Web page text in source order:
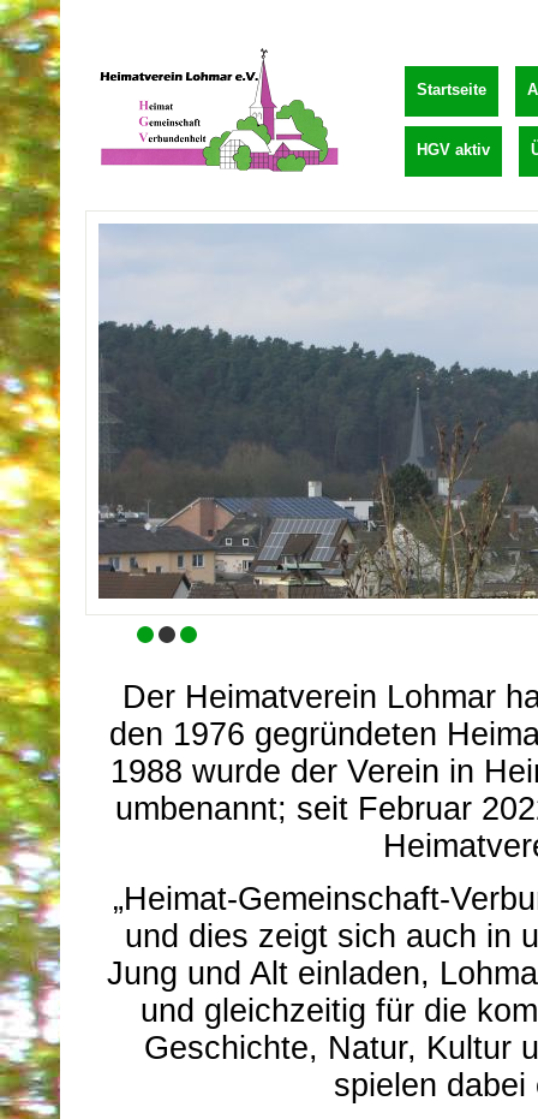
Startseite
HGV aktiv
Der Heimatverein Lohmar
den 1976 gegründeten
1988 wurde der Verein in
umbenannt; seit Februar
„Heimat-Gemeinschaft-
und dies zeigt sich auch in
Jung und Alt einladen,
und gleichzeitig für die
Geschichte, Natur, Kultur
spielen